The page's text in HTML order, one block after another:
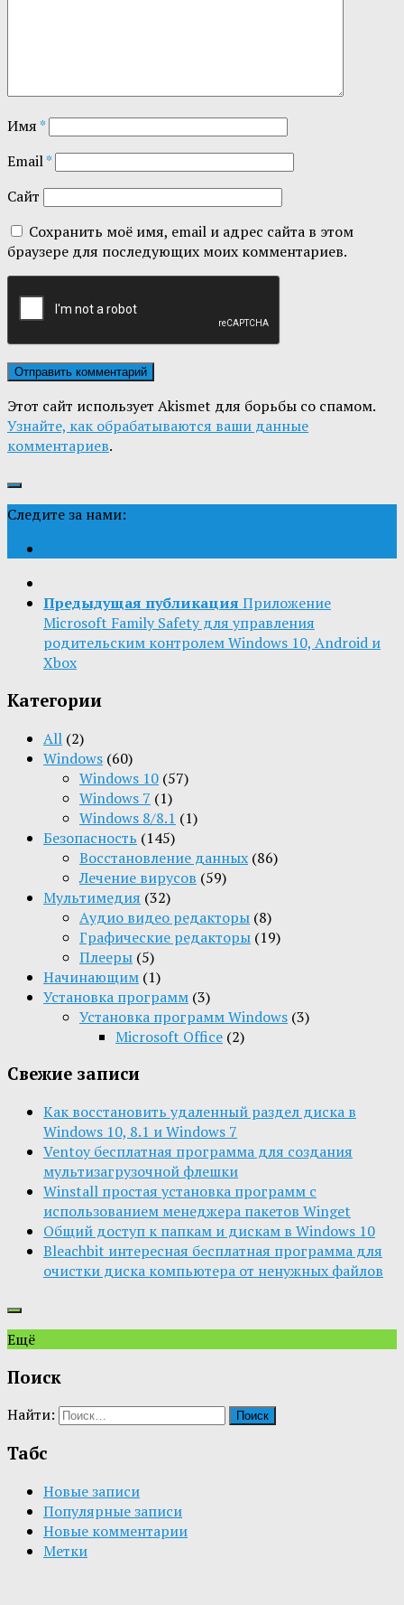
Имя*
Email*
Сайт
Сохранить моё имя, email и адрес сайта в этом
браузере для последующих моих комментариев.
Этот сайт использует Akismet для борьбы со спамом.
Узнайте, как обрабатываются ваши данные
комментариев.
Следите за нами:
Предыдущая публикация Приложение
Microsoft Family Safety для управления
родительским контролем Windows 10, Android и
Xbox
Категории
All (2)
Windows (60)
Windows 10 (57)
Windows 7 (1)
Windows 8/8.1 (1)
Безопасность (145)
Восстановление данных (86)
Лечение вирусов (59)
Мультимедия (32)
Aудио видео редакторы (8)
Графические редакторы (19)
Плееры (5)
Начинающим (1)
Установка программ (3)
Установка программ Windows (3)
Microsoft Office (2)
Свежие записи
Как восстановить удаленный раздел диска в
Windows 10, 8.1 и Windows 7
Ventoy бесплатная программа для создания
мультизагрузочной флешки
Winstall простая установка программ с
использованием менеджера пакетов Winget
Общий доступ к папкам и дискам в Windows 10
Bleachbit интересная бесплатная программа для
очистки диска компьютера от ненужных файлов
Ещё
Поиск
Найти:
Табс
Новые записи
Популярные записи
Новые комментарии
Метки